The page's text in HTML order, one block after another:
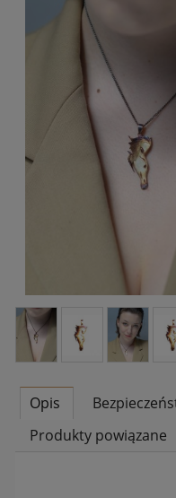
Cena nie zawiera
płatności
Opis
Produkty powiązane